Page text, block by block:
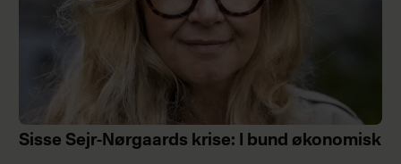
Sisse Sejr-Nørgaards krise: I bund økonomisk